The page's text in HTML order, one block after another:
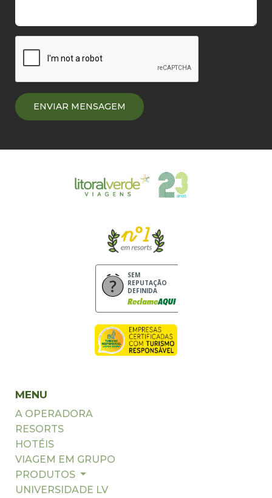
SEM
REPUTAÇÃO
DEFINIDA
MENU
A OPERADORA
RESORTS
HOTÉIS
VIAGEM EM GRUPO
PRODUTOS
UNIVERSIDADE LV